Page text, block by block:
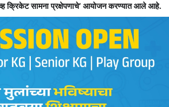
क्रिकेट सामना प्रक्षेपणाचे’ आयोजन करण्यात आले आहे.